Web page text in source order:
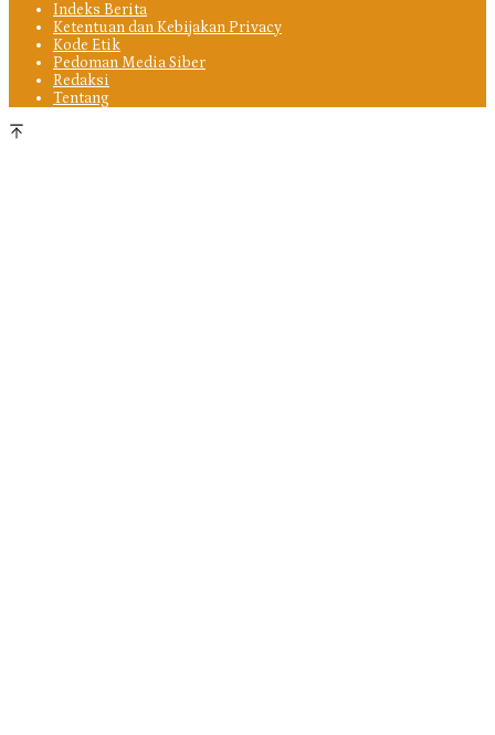
Indeks Berita
Ketentuan dan Kebijakan Privacy
Kode Etik
Pedoman Media Siber
Redaksi
Tentang